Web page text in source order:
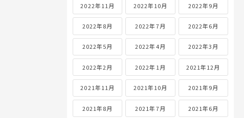
2022年11月 2022年10月 2022年9月
2022年8月 2022年7月 2022年6月
2022年5月 2022年4月 2022年3月
2022年2月 2022年1月 2021年12月
2021年11月 2021年10月 2021年9月
2021年8月 2021年7月 2021年6月